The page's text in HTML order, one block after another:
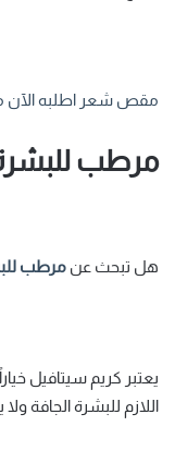
مقص شعر اطلبه الآن
مرطب
هل تبحث عن مرطب
يعتبر كريم سيتافيل
اللازم للبشرة الجافة